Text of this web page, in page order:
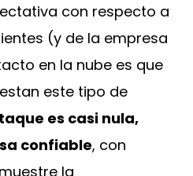
con respecto a
(y de la empresa
en la nube es que
este tipo de
es casi nula,
confiable, con
la